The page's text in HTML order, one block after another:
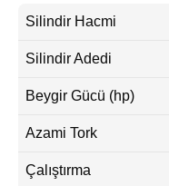
Silindir Hacmi
Silindir Adedi
Beygir Gücü (hp)
Azami Tork
Çalıştırma